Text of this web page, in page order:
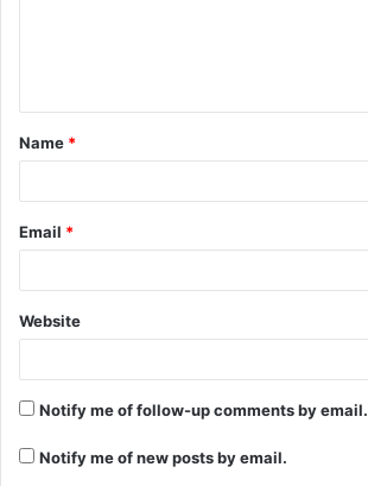
Name *
Email *
Website
Notify me of follow-up comments by email.
Notify me of new posts by email.